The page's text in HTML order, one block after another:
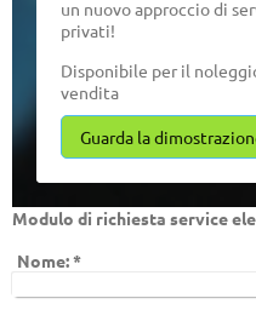
un nuovo approccio di
privati!
Disponibile per il
vendita
Guarda la
Modulo di richiesta service
Nome:*